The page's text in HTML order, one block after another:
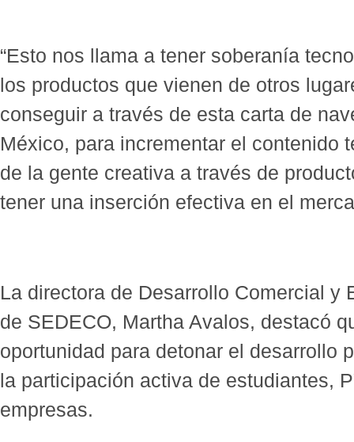
“Esto nos llama a tener soberanía
los productos que vienen de otros
conseguir a través de esta carta de
México, para incrementar el contenido
de la gente creativa a través de
tener una inserción efectiva en el
La directora de Desarrollo Comercial y
de SEDECO, Martha Avalos, destacó
oportunidad para detonar el desarrollo
la participación activa de estudiantes,
empresas.